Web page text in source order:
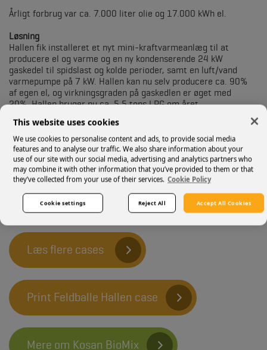
Årligt forbrug var ca. 7.000 liter olie og 17.000 kWh el.
Løsning
Hallen fik installeret et nyt mini-kraftvarmeanlæg til at
producere el og varme og en ny kondenserende 24 kW
gaskedel til spidslast og kolde perioder, samt en luft/vand
varmepumpe på 7 kW. Hallen kan nu selv producere ca. 90%
af egen el, og virkningsgraden på gaskedlen er øget med
20%. Hallen bruger nu ca. 5,5 tons LPG om året.
Investering
Mini-kraftvarme, varmepumpe og kedel incl. installation
Gasanlæg
El- arbejde
I alt: 330.000,-
Besparelse
Årlig besparelse ca.: 60.000,-
Læs flere cases
Print Feldballe Hallen case
Mere om Kosan BioMix
This website uses cookies
We use cookies to personalise content and ads, to provide social media
features and to analyse our traffic. We also share information about your
use of our site with our social media, advertising and analytics partners who
may combine it with other information that you’ve provided to them or that
they’ve collected from your use of their services. Cookie Policy
Reject All Accept All Cookies
Cookie settings